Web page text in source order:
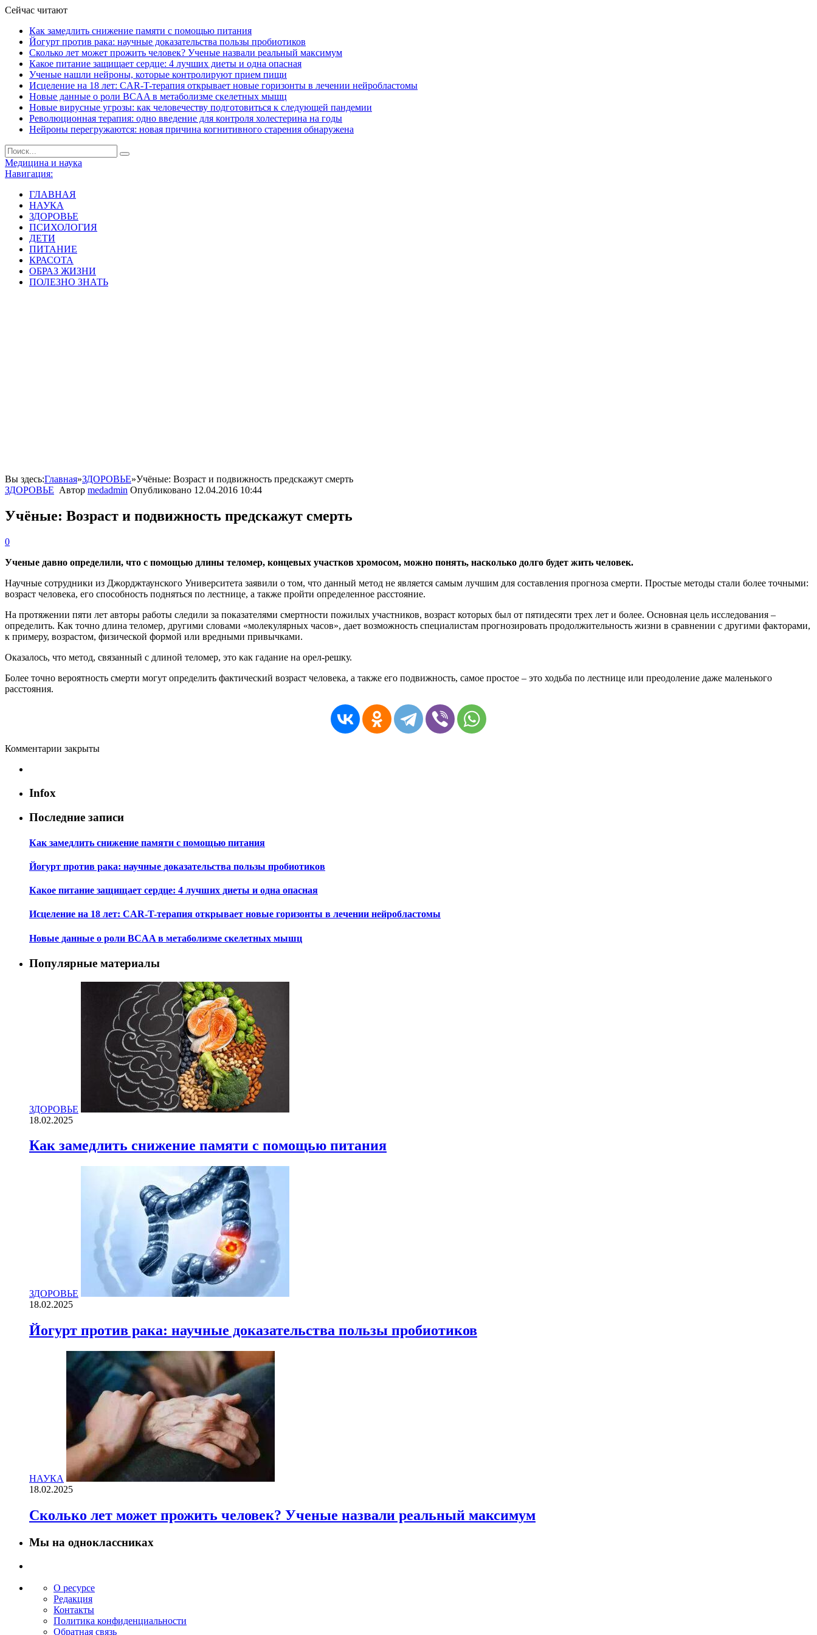
Сейчас читают
Как замедлить снижение памяти с помощью питания
Йогурт против рака: научные доказательства пользы пробиотиков
Сколько лет может прожить человек? Ученые назвали реальный максимум
Какое питание защищает сердце: 4 лучших диеты и одна опасная
Ученые нашли нейроны, которые контролируют прием пищи
Исцеление на 18 лет: CAR-T-терапия открывает новые горизонты в лечении нейробластомы
Новые данные о роли BCAA в метаболизме скелетных мышц
Новые вирусные угрозы: как человечеству подготовиться к следующей пандемии
Революционная терапия: одно введение для контроля холестерина на годы
Нейроны перегружаются: новая причина когнитивного старения обнаружена
Медицина и наука
Навигация:
ГЛАВНАЯ
НАУКА
ЗДОРОВЬЕ
ПСИХОЛОГИЯ
ДЕТИ
ПИТАНИЕ
КРАСОТА
ОБРАЗ ЖИЗНИ
ПОЛЕЗНО ЗНАТЬ
Вы здесь:Главная»ЗДОРОВЬЕ»Учёные: Возраст и подвижность предскажут смерть
ЗДОРОВЬЕ Автор medadmin Опубликовано 12.04.2016 10:44
Учёные: Возраст и подвижность предскажут смерть
0
Ученые давно определили, что с помощью длины теломер, концевых участков хромосом, можно понять, насколько долго будет жить человек.
Научные сотрудники из Джорджтаунского Университета заявили о том, что данный метод не является самым лучшим для составления прогноза смерти. Простые методы стали более точными:
возраст человека, его способность подняться по лестнице, а также пройти определенное расстояние.
На протяжении пяти лет авторы работы следили за показателями смертности пожилых участников, возраст которых был от пятидесяти трех лет и более. Основная цель исследования –
определить. Как точно длина теломер, другими словами «молекулярных часов», дает возможность специалистам прогнозировать продолжительность жизни в сравнении с другими факторами,
к примеру, возрастом, физической формой или вредными привычками.
Оказалось, что метод, связанный с длиной теломер, это как гадание на орел-решку.
Более точно вероятность смерти могут определить фактический возраст человека, а также его подвижность, самое простое – это ходьба по лестнице или преодоление даже маленького
расстояния.
Комментарии закрыты
Infox
Последние записи
Как замедлить снижение памяти с помощью питания
Йогурт против рака: научные доказательства пользы пробиотиков
Какое питание защищает сердце: 4 лучших диеты и одна опасная
Исцеление на 18 лет: CAR-T-терапия открывает новые горизонты в лечении нейробластомы
Новые данные о роли BCAA в метаболизме скелетных мышц
Популярные материалы
ЗДОРОВЬЕ
18.02.2025
Как замедлить снижение памяти с помощью питания
ЗДОРОВЬЕ
18.02.2025
Йогурт против рака: научные доказательства пользы пробиотиков
НАУКА
18.02.2025
Сколько лет может прожить человек? Ученые назвали реальный максимум
Мы на одноклассниках
О ресурсе
Редакция
Контакты
Политика конфиденциальности
Обратная связь